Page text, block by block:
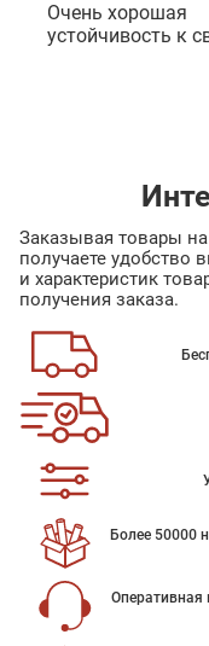
Очень хорошая
устойчивость к
Заказывая товары
получаете удобство
и характеристик
получения заказа.
Более 50000
Оперативная